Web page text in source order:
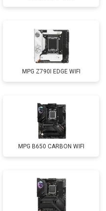
MPG Z790I EDGE WIFI
MPG B650 CARBON WIFI